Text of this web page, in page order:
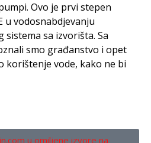
Ovo je prvi stepen
u vodosnabdjevanju
sa izvorišta. Sa
smo građanstvo i opet
korištenje vode, kako ne bi
u omiljene izvore na